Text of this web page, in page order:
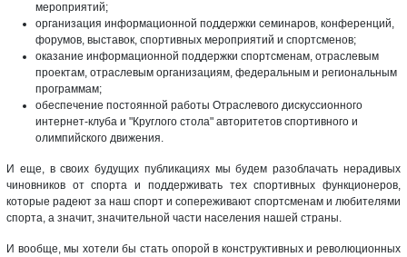
мероприятий;
организация информационной поддержки семинаров, конференций,
форумов, выставок, спортивных мероприятий и спортсменов;
оказание информационной поддержки спортсменам, отраслевым
проектам, отраслевым организациям, федеральным и региональным
программам;
обеспечение постоянной работы Отраслевого дискуссионного
интернет-клуба и "Круглого стола" авторитетов спортивного и
олимпийского движения.
И еще, в своих будущих публикациях мы будем разоблачать нерадивых
чиновников от спорта и поддерживать тех спортивных функционеров,
которые радеют за наш спорт и сопереживают спортсменам и любителями
спорта, а значит, значительной части населения нашей страны.
И вообще, мы хотели бы стать опорой в конструктивных и революционных